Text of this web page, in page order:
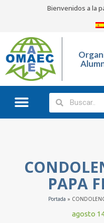
Bienvenidos a la
PAPA
Portada »
agosto